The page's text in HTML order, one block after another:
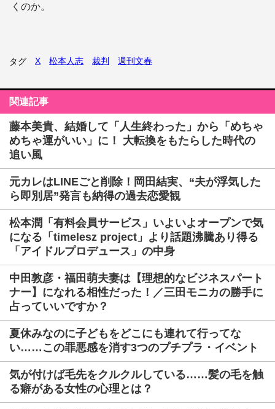
くのか。
タグ X 松本人志 裁判 週刊文春
関連記事
藤本美貴、結婚して「人生終わった」から「めちゃ
めちゃ運がいい」に！ 大転換をもたらした時代の
追い風
元カレはLINEごと削除！岡田結実、“夫が浮気した
ら即別居”発言も納得の過去恋愛観
松本潤「有料会員サービス」いよいよオープンで気
になる「timelesz project」より話題沸騰あり得る
「アイドルプロデュース」の中身
中田敦彦・福田萌夫妻は【理想的なビジネスパート
ナー】になれる相性だった！／三田モニカの勝手に
占っていいですか？
夏休みなのに子どもをどこにも連れて行ってな
い……この罪悪感を消す3つのプチプラ・イベント
気が付けば毛先をクルクルしている……髪の毛を触
る癖がある女性の心理とは？